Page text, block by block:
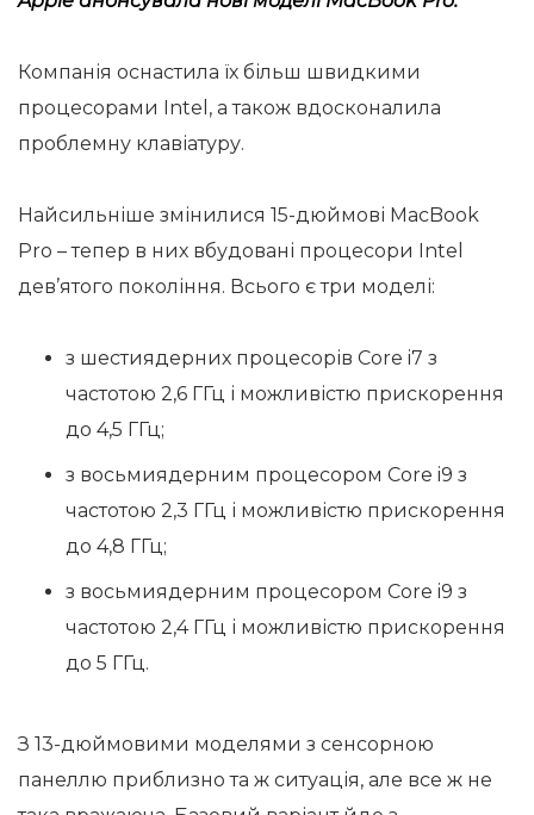
Компанія оснастила їх більш швидкими
процесорами Intel, а також вдосконалила
проблемну клавіатуру.
Найсильніше змінилися 15-дюймові MacBook
Pro – тепер в них вбудовані процесори Intel
дев’ятого покоління. Всього є три моделі:
з шестиядерних процесорів Core i7 з
частотою 2,6 ГГц і можливістю прискорення
до 4,5 ГГц;
з восьмиядерним процесором Core i9 з
частотою 2,3 ГГц і можливістю прискорення
до 4,8 ГГц;
з восьмиядерним процесором Core i9 з
частотою 2,4 ГГц і можливістю прискорення
до 5 ГГц.
З 13-дюймовими моделями з сенсорною
панеллю приблизно та ж ситуація, але все ж не